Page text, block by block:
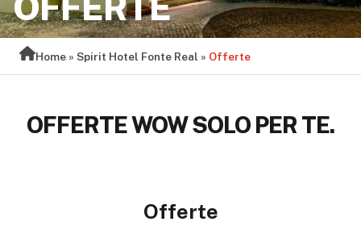
Home »Spirit Hotel Fonte Real » Offerte
OFFERTE WOW SOLO PER TE.
Offerte